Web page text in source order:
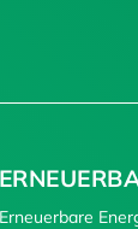
Erneuerbare